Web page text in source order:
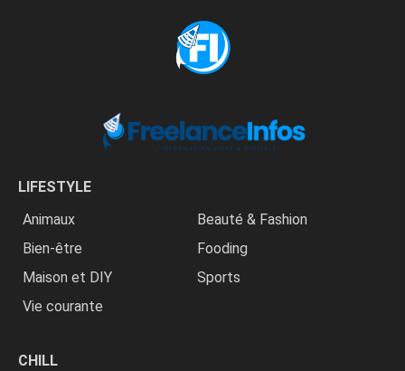
LIFESTYLE
Animaux
Beauté & Fashion
Bien-être
Fooding
Maison et DIY
Sports
Vie courante
CHILL